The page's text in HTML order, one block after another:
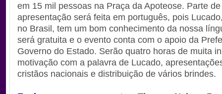
em 15 mil pessoas na Praça da Apoteose. Parte
apresentação será feita em português, pois
no Brasil, tem um bom conhecimento da nossa
será gratuita e o evento conta com o apoio da
Governo do Estado. Serão quatro horas de muita
motivação com a palavra de Lucado,
cristãos nacionais e distribuição de vários brindes.